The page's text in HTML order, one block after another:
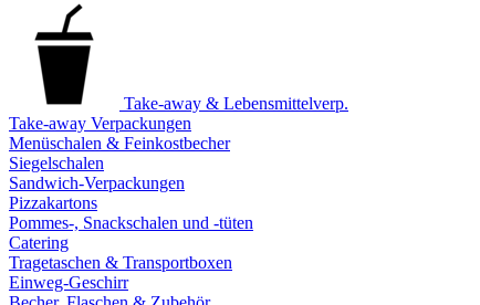
Take-away & Lebensmittelverp.
Take-away Verpackungen
Menüschalen & Feinkostbecher
Siegelschalen
Sandwich-Verpackungen
Pizzakartons
Pommes-, Snackschalen und -tüten
Catering
Tragetaschen & Transportboxen
Einweg-Geschirr